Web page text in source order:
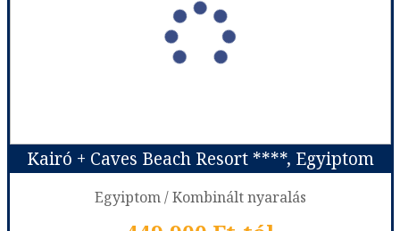
Kairó + Hurghada
Utazás módja: Repülővel
Ellátás: Félpanzió
Szálláskategória:Hotel ****
Időpont: 2026-11-07 | 7 éj
Kairó + Caves Beach Resort ****, Egyiptom
Egyiptom / Kombinált nyaralás